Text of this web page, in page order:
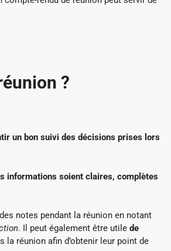
?
un bon suivi des décisions prises lors
informations soient claires, complètes
notes pendant la réunion en notant
. Il peut également être utile de
la réunion afin d’obtenir leur point de